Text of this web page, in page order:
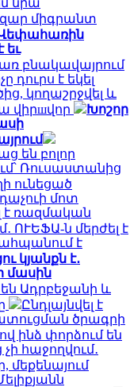
միգրանտ
եւ
բնակավայրում
դուրս է եկել
կողաշրջվել և
վիրшվոր
Խոշոր
են բոլոր
Ռուսաստանից
ունեցած
մոտ
է ռազմական
ՈՒԵՖԱ-ն մերժել է
է
կյանքն է․
մասին
են Ադրբեջանի և
Ընդլայնվել է
ծրագրի
ինձ փորձում են
հաջողվում․
մեքենայում